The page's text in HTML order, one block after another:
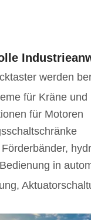
werden
für Kräne und
für Motoren
in